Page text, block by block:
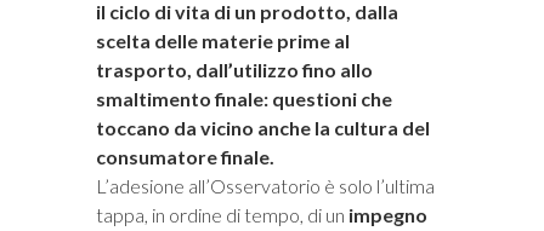
il ciclo di vita di un prodotto, dalla
scelta delle materie prime al
trasporto, dall’utilizzo fino allo
smaltimento finale: questioni che
toccano da vicino anche la cultura del
consumatorefinale.
L’adesione all’Osservatorio è solo l’ultima
tappa, in ordine di tempo, di un impegno